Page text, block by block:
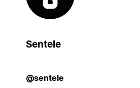
Sentele
@sentele